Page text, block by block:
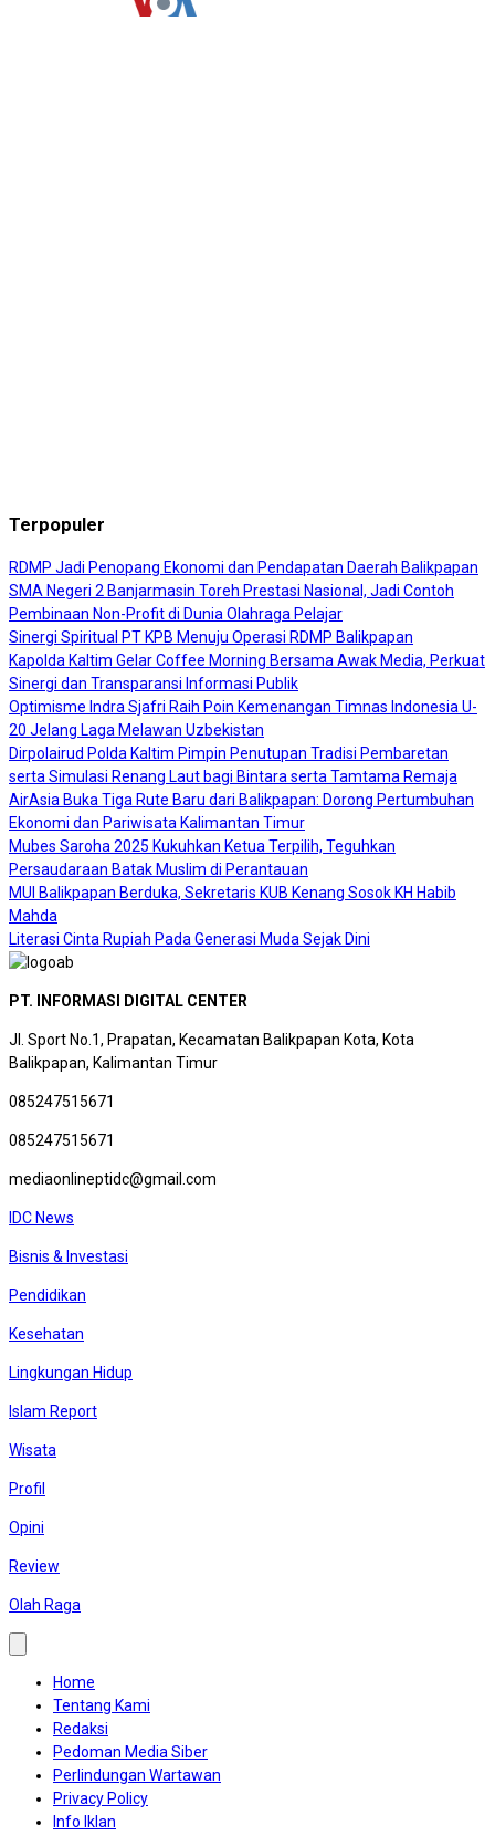
Terpopuler
RDMP Jadi Penopang Ekonomi dan Pendapatan Daerah Balikpapan
SMA Negeri 2 Banjarmasin Toreh Prestasi Nasional, Jadi Contoh
Pembinaan Non-Profit di Dunia Olahraga Pelajar
Sinergi Spiritual PT KPB Menuju Operasi RDMP Balikpapan
Kapolda Kaltim Gelar Coffee Morning Bersama Awak Media, Perkuat
Sinergi dan Transparansi Informasi Publik
Optimisme Indra Sjafri Raih Poin Kemenangan Timnas Indonesia U-
20 Jelang Laga Melawan Uzbekistan
Dirpolairud Polda Kaltim Pimpin Penutupan Tradisi Pembaretan
serta Simulasi Renang Laut bagi Bintara serta Tamtama Remaja
AirAsia Buka Tiga Rute Baru dari Balikpapan: Dorong Pertumbuhan
Ekonomi dan Pariwisata Kalimantan Timur
Mubes Saroha 2025 Kukuhkan Ketua Terpilih, Teguhkan
Persaudaraan Batak Muslim di Perantauan
MUI Balikpapan Berduka, Sekretaris KUB Kenang Sosok KH Habib
Mahda
Literasi Cinta Rupiah Pada Generasi Muda Sejak Dini
PT. INFORMASI DIGITAL CENTER
Jl. Sport No.1, Prapatan, Kecamatan Balikpapan Kota, Kota
Balikpapan, Kalimantan Timur
085247515671
085247515671
mediaonlineptidc@gmail.com
IDC News
Bisnis & Investasi
Pendidikan
Kesehatan
Lingkungan Hidup
Islam Report
Wisata
Profil
Opini
Review
Olah Raga
Home
Tentang Kami
Redaksi
Pedoman Media Siber
Perlindungan Wartawan
Privacy Policy
Info Iklan